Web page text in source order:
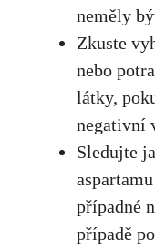
neměly
Zkuste
nebo
látky,‍
negativní
Sledujte
případné
případě